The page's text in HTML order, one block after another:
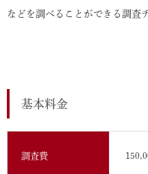
などを調べることができる調査
基本料金
調査費